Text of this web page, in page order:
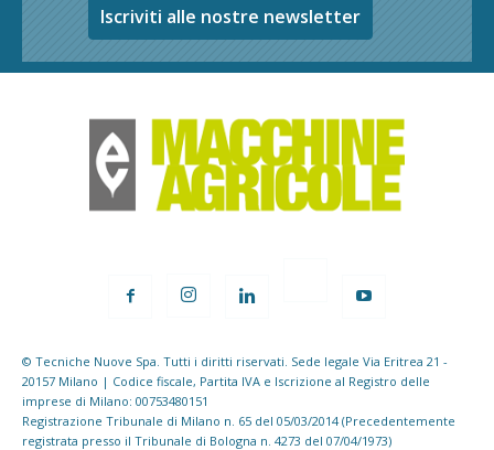
Iscriviti alle nostre newsletter
© Tecniche Nuove Spa. Tutti i diritti riservati. Sede legale Via Eritrea 21 -
20157 Milano | Codice fiscale, Partita IVA e Iscrizione al Registro delle
imprese di Milano: 00753480151
Registrazione Tribunale di Milano n. 65 del 05/03/2014 (Precedentemente
registrata presso il Tribunale di Bologna n. 4273 del 07/04/1973)